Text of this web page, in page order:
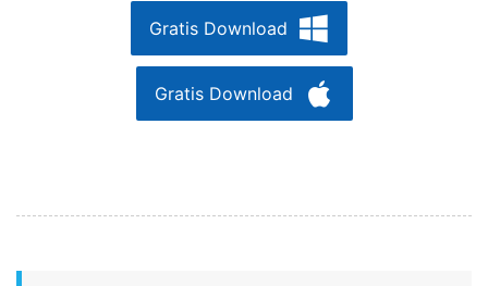
Gratis Download
Gratis Download